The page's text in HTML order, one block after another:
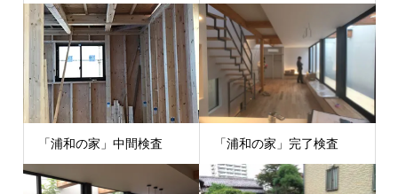
「浦和の家」中間検査 「浦和の家」完了検査